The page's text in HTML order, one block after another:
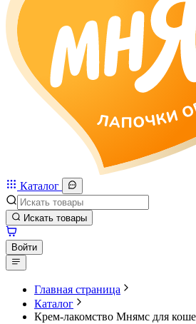
Каталог
Искать товары
Войти
Главная страница
Каталог
Крем-лакомство Мнямс для